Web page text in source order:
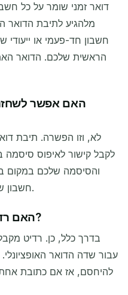
דואר זמני שומר על כל
מלהגיע לתיבת הדואר
חשבון חד-פעמי או
הראשית שלכם. הדואר
האם אפשר
לא, וזו הפשרה. תיבת
לקבל קישור לאיפוס
והסיסמה שלכם במקום
חשבון שאתם מתכננים לשמור לזמן ארוך.
האם רדיט תקבל כתובת דואר זמני?
בדרך כלל, כן. רדיט
עבור שדה הדואר
להיחסם, אז אם כתובת